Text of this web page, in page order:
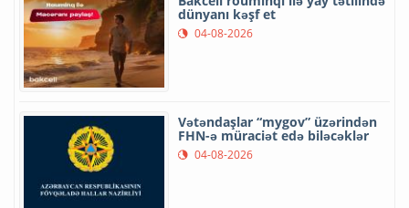
dünyanı kəşf et
04-08-2026
Vətəndaşlar “mygov” üzərindən
FHN-ə müraciət edə biləcəklər
04-08-2026